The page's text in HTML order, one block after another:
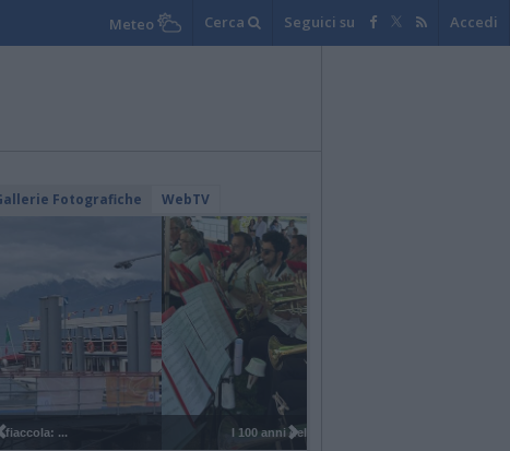
Meteo Cerca Seguici su Accedi
Fotografiche WebTV
I 100 anni del Corpo Musicale di